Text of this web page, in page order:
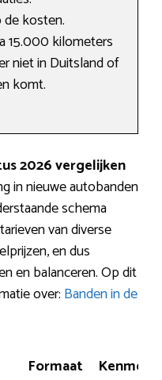
kosten.
15.000 kilometers
niet in Duitsland of
komt.
2026 vergelijken
in nieuwe autobanden
schema
van diverse
en dus
en balanceren. Op dit
over: Banden in de
Formaat Kenmerk